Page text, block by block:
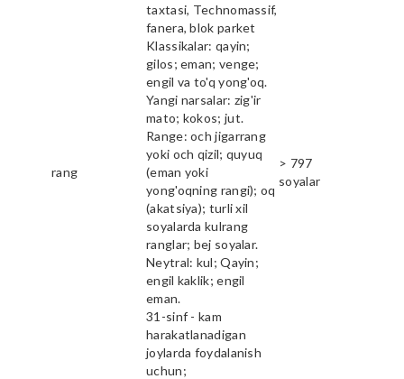
taxtasi, Technomassif,
fanera, blok parket
rang
Klassikalar: qayin;
gilos; eman; venge;
engil va to'q yong'oq.
Yangi narsalar: zig'ir
mato; kokos; jut.
Range: och jigarrang
yoki och qizil; quyuq
(eman yoki
yong'oqning rangi); oq
(akatsiya); turli xil
soyalarda kulrang
ranglar; bej soyalar.
Neytral: kul; Qayin;
engil kaklik; engil
eman.
> 797
soyalar
31-sinf - kam
harakatlanadigan
joylarda foydalanish
uchun;